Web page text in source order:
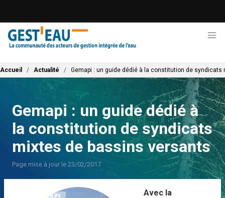
contenu
principal
Fil d'Ariane
Accueil Actualité Gemapi : un guide dédié à la constitution de
Gemapi : un guide dédié à
la constitution de syndicats
mixtes de bassins versants
Page mise à jour le 23/02/2017
Avec la